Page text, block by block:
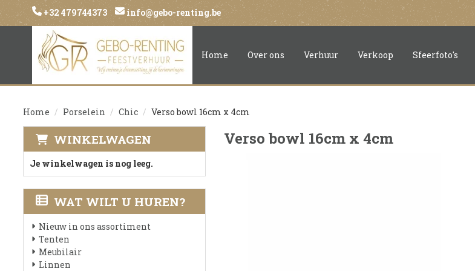
+32 479744373 info@gebo-renting.be
Home Over ons Verhuur Verkoop Sfeerfoto's
Home Porselein Chic Verso bowl 16cm x 4cm
WINKELWAGEN
Je winkelwagen is nog leeg.
WAT WILT U HUREN?
Nieuw in ons assortiment
Tenten
Meubilair
Linnen
Verso bowl 16cm x 4cm